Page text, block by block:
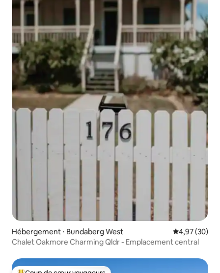
Hébergement ⋅ Bundaberg West Évaluation
4,97 (30)
Chalet Oakmore Charming Qldr - Emplacement central